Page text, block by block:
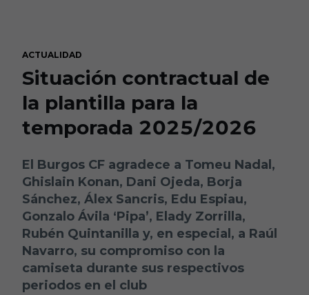
ACTUALIDAD
Situación contractual de
la plantilla para la
temporada 2025/2026
El Burgos CF agradece a Tomeu Nadal,
Ghislain Konan, Dani Ojeda, Borja
Sánchez, Álex Sancris, Edu Espiau,
Gonzalo Ávila ‘Pipa’, Elady Zorrilla,
Rubén Quintanilla y, en especial, a Raúl
Navarro, su compromiso con la
camiseta durante sus respectivos
periodos en el club